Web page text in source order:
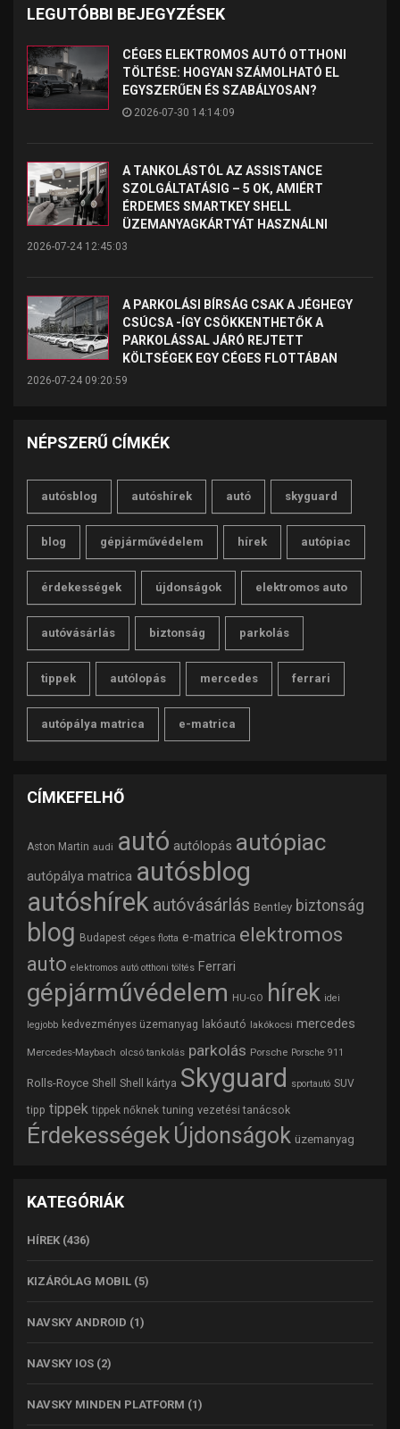
LEGUTÓBBI BEJEGYZÉSEK
CÉGES ELEKTROMOS AUTÓ OTTHONI
TÖLTÉSE: HOGYAN SZÁMOLHATÓ EL
EGYSZERŰEN ÉS SZABÁLYOSAN?
2026-07-30 14:14:09
A TANKOLÁSTÓL AZ ASSISTANCE
SZOLGÁLTATÁSIG – 5 OK, AMIÉRT
ÉRDEMES SMARTKEY SHELL
ÜZEMANYAGKÁRTYÁT HASZNÁLNI
2026-07-24 12:45:03
A PARKOLÁSI BÍRSÁG CSAK A JÉGHEGY
CSÚCSA -ÍGY CSÖKKENTHETŐK A
PARKOLÁSSAL JÁRÓ REJTETT
KÖLTSÉGEK EGY CÉGES FLOTTÁBAN
2026-07-24 09:20:59
NÉPSZERŰ CÍMKÉK
autósblog autóshírek autó skyguard
blog gépjárművédelem hírek autópiac
érdekességek újdonságok elektromos auto
autóvásárlás biztonság parkolás
tippek autólopás mercedes ferrari
autópálya matrica e-matrica
CÍMKEFELHŐ
Aston Martin audi autó autólopás autópiac
autópálya matrica autósblog
autóshírek autóvásárlás Bentley biztonság
blog Budapest céges flotta e-matrica elektromos
auto elektromos autó otthoni töltés Ferrari
gépjárművédelem HU-GO hírek idei
legjobb kedvezményes üzemanyag lakóautó lakókocsi mercedes
Mercedes-Maybach olcsó tankolás parkolás Porsche Porsche 911
Rolls-Royce Shell Shell kártya Skyguard sportautó SUV
tipp tippek tippek nőknek tuning vezetési tanácsok
Érdekességek Újdonságok üzemanyag
KATEGÓRIÁK
HÍREK (436)
KIZÁRÓLAG MOBIL (5)
NAVSKY ANDROID (1)
NAVSKY IOS (2)
NAVSKY MINDEN PLATFORM (1)